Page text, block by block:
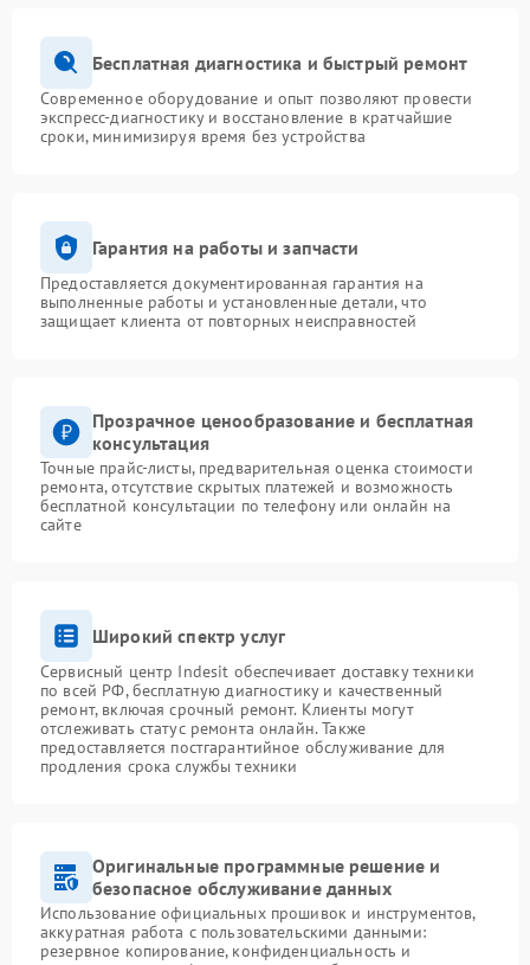
Бесплатная диагностика и быстрый ремонт
Современное оборудование и опыт позволяют провести
экспресс-диагностику и восстановление в кратчайшие
сроки, минимизируя время без устройства
Гарантия на работы и запчасти
Предоставляется документированная гарантия на
выполненные работы и установленные детали, что
защищает клиента от повторных неисправностей
Прозрачное ценообразование и бесплатная
консультация
Точные прайс-листы, предварительная оценка стоимости
ремонта, отсутствие скрытых платежей и возможность
бесплатной консультации по телефону или онлайн на
сайте
Широкий спектр услуг
Сервисный центр Indesit обеспечивает доставку техники
по всей РФ, бесплатную диагностику и качественный
ремонт, включая срочный ремонт. Клиенты могут
отслеживать статус ремонта онлайн. Также
предоставляется постгарантийное обслуживание для
продления срока службы техники
Оригинальные программные решение и
безопасное обслуживание данных
Использование официальных прошивок и инструментов,
аккуратная работа с пользовательскими данными:
резервное копирование, конфиденциальность и